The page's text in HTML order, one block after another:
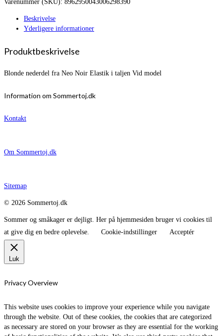
Varenummer (SKU): 8962950043006298390
Beskrivelse
Yderligere informationer
Produktbeskrivelse
Blonde nederdel fra Neo Noir Elastik i taljen Vid model
Information om Sommertoj.dk
Kontakt
Om Sommertoj.dk
Sitemap
© 2026 Sommertoj.dk
Sommer og småkager er dejligt. Her på hjemmesiden bruger vi cookies til
at give dig en bedre oplevelse.
Cookie-indstillinger Acceptér
Luk
Privacy Overview
This website uses cookies to improve your experience while you navigate
through the website. Out of these cookies, the cookies that are categorized
as necessary are stored on your browser as they are essential for the working